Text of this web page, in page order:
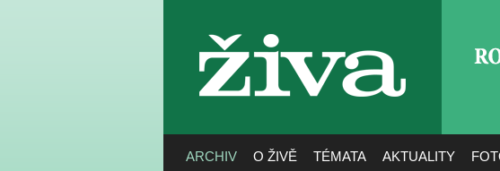
živa
ARCHIV O ŽIVĚ TÉMATA AKTUALITY